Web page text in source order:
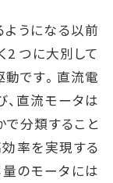
うになる以前
2 つに大別して
です。直流電
直流モータは
で分類すること
率を実現する
量のモータには